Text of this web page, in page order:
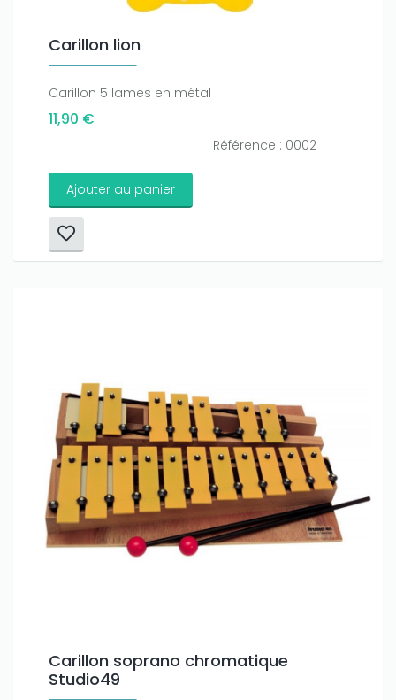
Carillon lion
Carillon 5 lames en métal
11,90 €
Référence : 0002
Ajouter au panier
Carillon soprano chromatique
Studio49